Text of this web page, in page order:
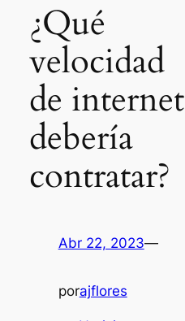
¿Qué
velocidad
de internet
debería
contratar?
Abr 22, 2023—
porajflores